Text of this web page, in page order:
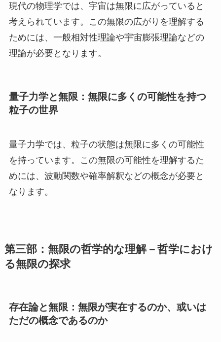
現代の物理学では、宇宙は無限に広がっていると
考えられています。この無限の広がりを理解する
ためには、一般相対性理論や宇宙膨張理論などの
理論が必要となります。
量子力学と無限：無限に多くの可能性を持つ
粒子の世界
量子力学では、粒子の状態は無限に多くの可能性
を持っています。この無限の可能性を理解するた
めには、波動関数や確率解釈などの概念が必要と
なります。
第三部：無限の哲学的な理解－哲学におけ
る無限の探求
存在論と無限：無限が実在するのか、或いは
ただの概念であるのか